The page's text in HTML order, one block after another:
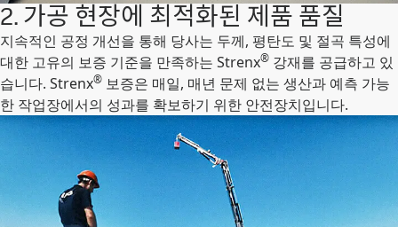
2. 가공 현장에 최적화된 제품 품질
지속적인 공정 개선을 통해 당사는 두께, 평탄도 및 절곡 특성에
대한 고유의 보증 기준을 만족하는 Strenx® 강재를 공급하고 있
습니다. Strenx® 보증은 매일, 매년 문제 없는 생산과 예측 가능
한 작업장에서의 성과를 확보하기 위한 안전장치입니다.